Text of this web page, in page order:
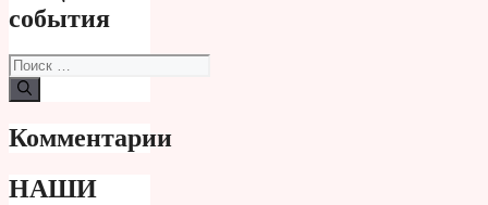
события
Поиск:
Комментарии
НАШИ